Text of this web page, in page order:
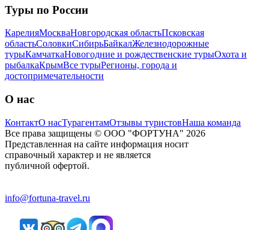
Туры по России
КарелияМоскваНовгородская областьПсковская
областьСоловкиСибирьБайкалЖелезнодорожные
турыКамчаткаНовогодние и рождественские турыОхота и
рыбалкаКрымВсе турыРегионы, города и
достопримечательности
О нас
КонтактО насТурагентамОтзывы туристовНаша команда
Все права защищены © ООО "ФОРТУНА" 2026
Представленная на сайте информация носит
справочный характер и не является
публичной офертой.
info@fortuna-travel.ru